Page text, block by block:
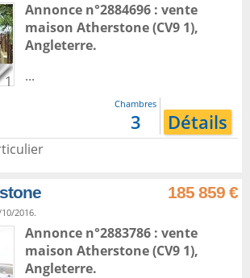
1
Annonce n°2884696 : vente
maison Atherstone(CV9 1),
Angleterre.
...
Chambres
3 Détails
185 859 €
2016.
Annonce n°2883786 : vente
maison Atherstone(CV9 1),
Angleterre.